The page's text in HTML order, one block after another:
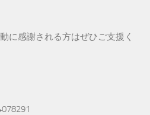
に感謝される方はぜひご支援く